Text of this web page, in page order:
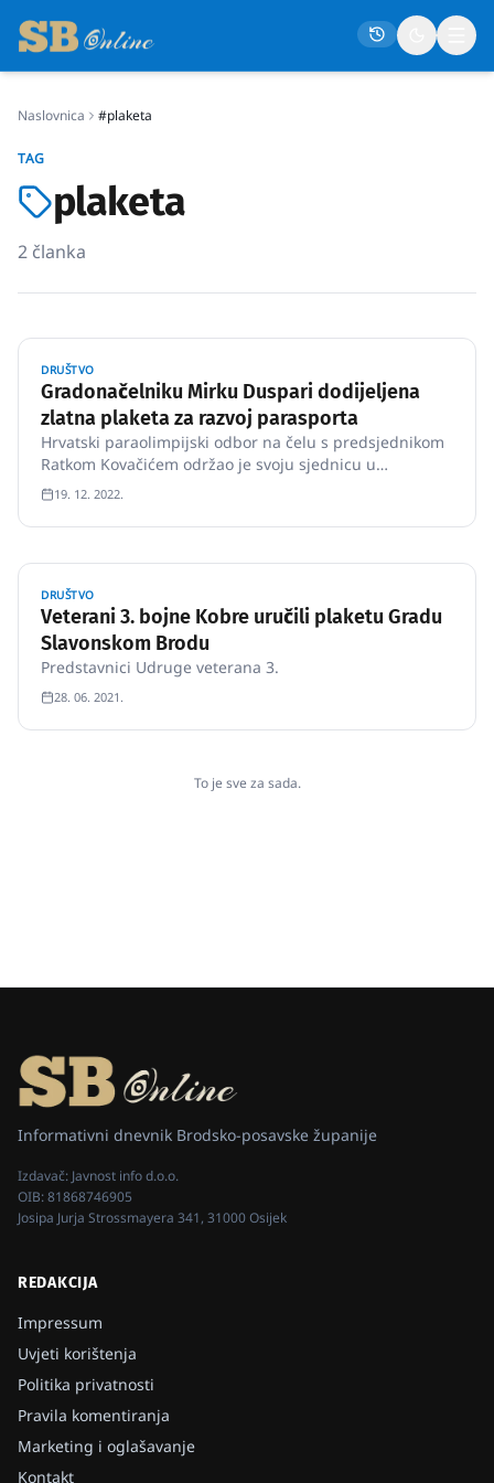
Društvo
Politika
Gospodarstvo
Crna kronika
Sport
Kultura
Osmrtnice
Naslovnica #plaketa
TAG
plaketa
2 članka
DRUŠTVO
Gradonačelniku Mirku Duspari dodijeljena
zlatna plaketa za razvoj parasporta
Hrvatski paraolimpijski odbor na čelu s predsjednikom
Ratkom Kovačićem održao je svoju sjednicu u
Slavonskom Brodu.
19. 12. 2022.
DRUŠTVO
Veterani 3. bojne Kobre uručili plaketu Gradu
Slavonskom Brodu
Predstavnici Udruge veterana 3.
28. 06. 2021.
To je sve za sada.
Informativni dnevnik Brodsko-posavske županije
Izdavač: Javnost info d.o.o.
OIB:81868746905
Josipa Jurja Strossmayera 341, 31000 Osijek
REDAKCIJA
Impressum
Uvjeti korištenja
Politika privatnosti
Pravila komentiranja
Marketing i oglašavanje
Kontakt